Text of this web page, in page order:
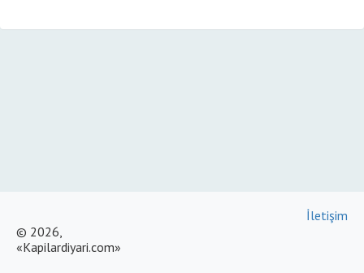
© 2026,
«Kapilardiyari.com»
İletişim